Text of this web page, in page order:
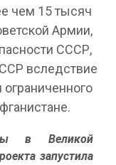
чем 15 тысяч
Армии,
СССР,
вследствие
в Великой
запустила